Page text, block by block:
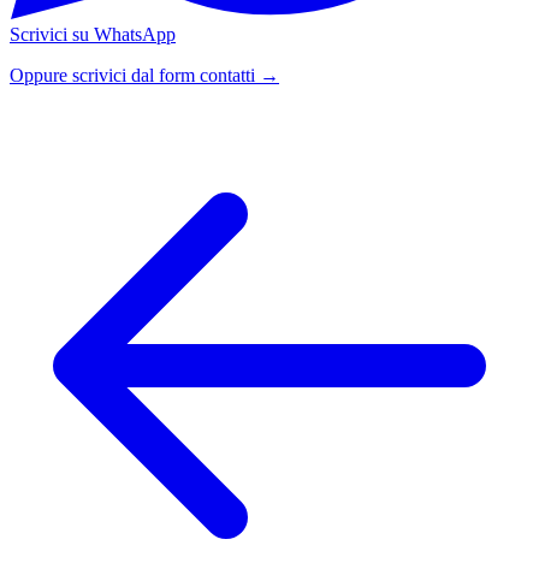
Scrivici su WhatsApp
Oppure scrivici dal form contatti →